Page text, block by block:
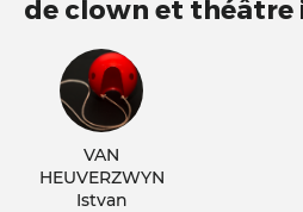
de clown et
VAN
HEUVERZWYN
Istvan